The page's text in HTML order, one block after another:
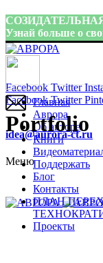
Узнай больше о
Присоединиться:
Facebook Twitter
Facebook Twitter
idea@aurora-ct.ru
Меню
Главная
Аврора
Об авторе
Книги
Поддержать
Блог
Контакты
ПЛАН
Проекты
Portfolio